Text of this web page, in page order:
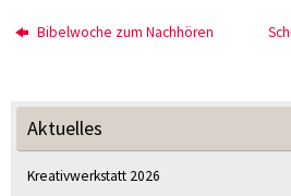
Bibelwoche zum Nachhören
Aktuelles
Kreativwerkstatt 2026